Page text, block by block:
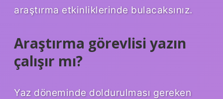
araştırma etkinliklerinde bulacaksınız.
Araştırma görevlisi yazın
çalışır mı?
Yaz döneminde doldurulması gereken